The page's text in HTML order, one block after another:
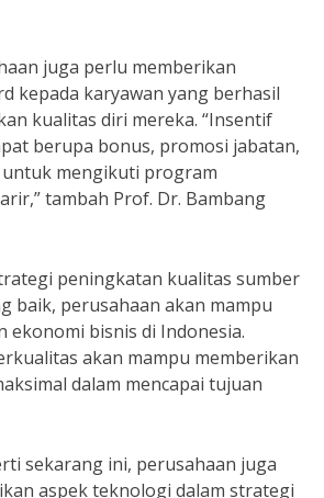
juga perlu memberikan
kepada karyawan yang berhasil
kualitas diri mereka. “Insentif
berupa bonus, promosi jabatan,
mengikuti program
tambah Prof. Dr. Bambang
peningkatan kualitas sumber
baik, perusahaan akan mampu
ekonomi bisnis di Indonesia.
akan mampu memberikan
dalam mencapai tujuan
sekarang ini, perusahaan juga
aspek teknologi dalam strategi